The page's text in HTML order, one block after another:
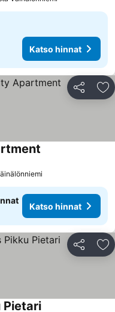
Katso hinnat
Jaa
Katso hinnat
Jaa
Pietari